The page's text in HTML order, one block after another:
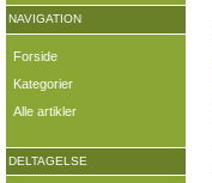
NAVIGATION
Forside
Kategorier
Alle artikler
DELTAGELSE